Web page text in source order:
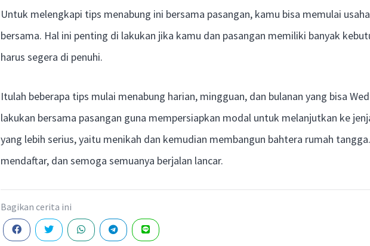
Untuk melengkapi tips menabung ini bersama pasangan, kamu bisa memulai
bersama. Hal ini penting di lakukan jika kamu dan pasangan memiliki banyak
harus segera di penuhi.
Itulah beberapa tips mulai menabung harian, mingguan, dan bulanan yang bisa
lakukan bersama pasangan guna mempersiapkan modal untuk melanjutkan ke
yang lebih serius, yaitu menikah dan kemudian membangun bahtera rumah
mendaftar, dan semoga semuanya berjalan lancar.
Bagikan cerita ini